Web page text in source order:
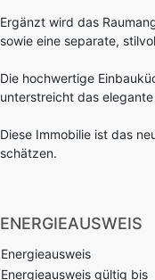
Ergänzt wird das
sowie eine separate,
Die hochwertige
unterstreicht das
Diese Immobilie ist das
schätzen.
ENERGIEAUSWEIS
Energieausweis
Energieausweis gültig bis